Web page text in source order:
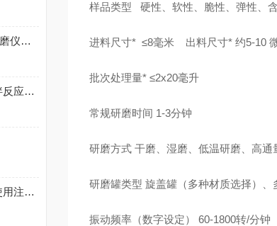
“细节决定成败”，冷冻混合研磨仪使用时一定要注意细节
试验室高压反应釜是各种搅拌反应的理想装设备
五洲鼎创磁力驱动反应釜的使用注意事项
样品类型 硬性、软性、脆性、弹性、
进料尺寸* ≤8毫米 出料尺寸*
批次处理量* ≤2x20毫升
常规研磨时间 1-3分钟
研磨方式 干磨、湿磨、低温研磨、高通
研磨罐类型 旋盖罐（多种材质选择）、
振动频率（数字设定） 60-1800转/分钟